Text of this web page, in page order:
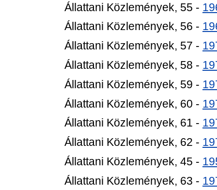
Állattani Közlemények, 55 -
Állattani Közlemények, 56 -
Állattani Közlemények, 57 -
Állattani Közlemények, 58 -
Állattani Közlemények, 59 -
Állattani Közlemények, 60 -
Állattani Közlemények, 61 -
Állattani Közlemények, 62 -
Állattani Közlemények, 45 -
Állattani Közlemények, 63 -